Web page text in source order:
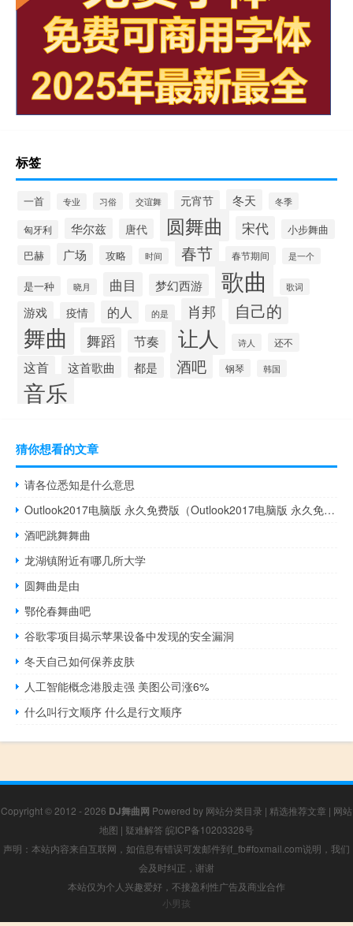
标签
一首 专业 习俗 交谊舞 元宵节 冬天 冬季
匈牙利 华尔兹 唐代 圆舞曲 宋代
小步舞曲
巴赫
广场 攻略 时间 春节 春节期间 是一个
是一种 晓月 曲目 梦幻西游 歌曲 歌词
游戏 疫情 的人 的是 肖邦 自己的
舞曲 舞蹈 节奏 让人 诗人 还不
这首 这首歌曲 都是 酒吧 钢琴 韩国
音乐
猜你想看的文章
请各位悉知是什么意思
Outlook2017电脑版 永久免费版（Outlook2017电脑版 永久免费版功能简介）
酒吧跳舞舞曲
龙湖镇附近有哪几所大学
圆舞曲是由
鄂伦春舞曲吧
谷歌零项目揭示苹果设备中发现的安全漏洞
冬天自己如何保养皮肤
人工智能概念港股走强 美图公司涨6%
什么叫行文顺序 什么是行文顺序
Copyright © 2012 - 2026 DJ舞曲网 Powered by 网站分类目录 | 精选推荐文章 | 网站
地图 | 疑难解答 皖ICP备10203328号
声明：本站内容来自互联网，如信息有错误可发邮件到f_fb#foxmail.com说明，我们
会及时纠正，谢谢
本站仅为个人兴趣爱好，不接盈利性广告及商业合作
小男孩